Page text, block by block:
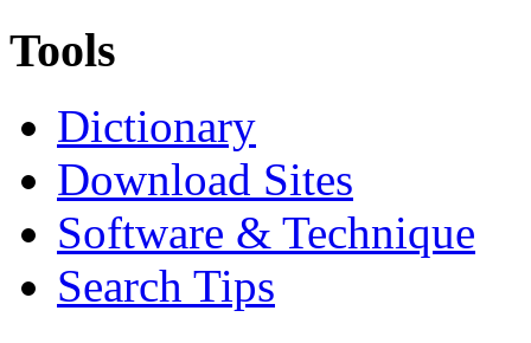
Tools
Dictionary
Download Sites
Software & Technique
Search Tips